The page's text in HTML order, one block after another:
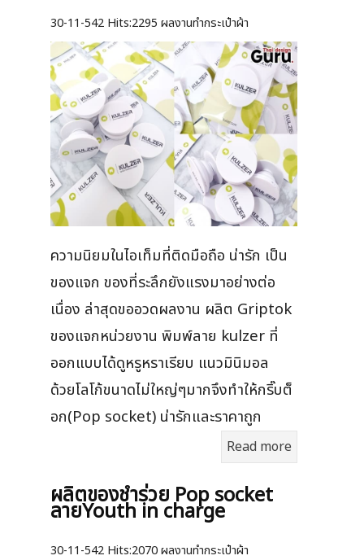
30-11-542 Hits:2295 ผลงานทำกระเป๋าผ้า
ความนิยมในไอเท็มที่ติดมือถือ น่ารัก เป็น
ของแจก ของที่ระลึกยังแรงมาอย่างต่อ
เนื่อง ล่าสุดขออวดผลงาน ผลิต Griptok
ของแจกหน่วยงาน พิมพ์ลาย kulzer ที่
ออกแบบได้ดูหรูหราเรียบ แนวมินิมอล
ด้วยโลโก้ขนาดไม่ใหญ่ๆมากจึงทำให้กริ๊บต็
อก(Pop socket) น่ารักและราคาถูก
Read more
ผลิตของชำร่วย Pop socket
ลายYouth in charge
30-11-542 Hits:2070 ผลงานทำกระเป๋าผ้า